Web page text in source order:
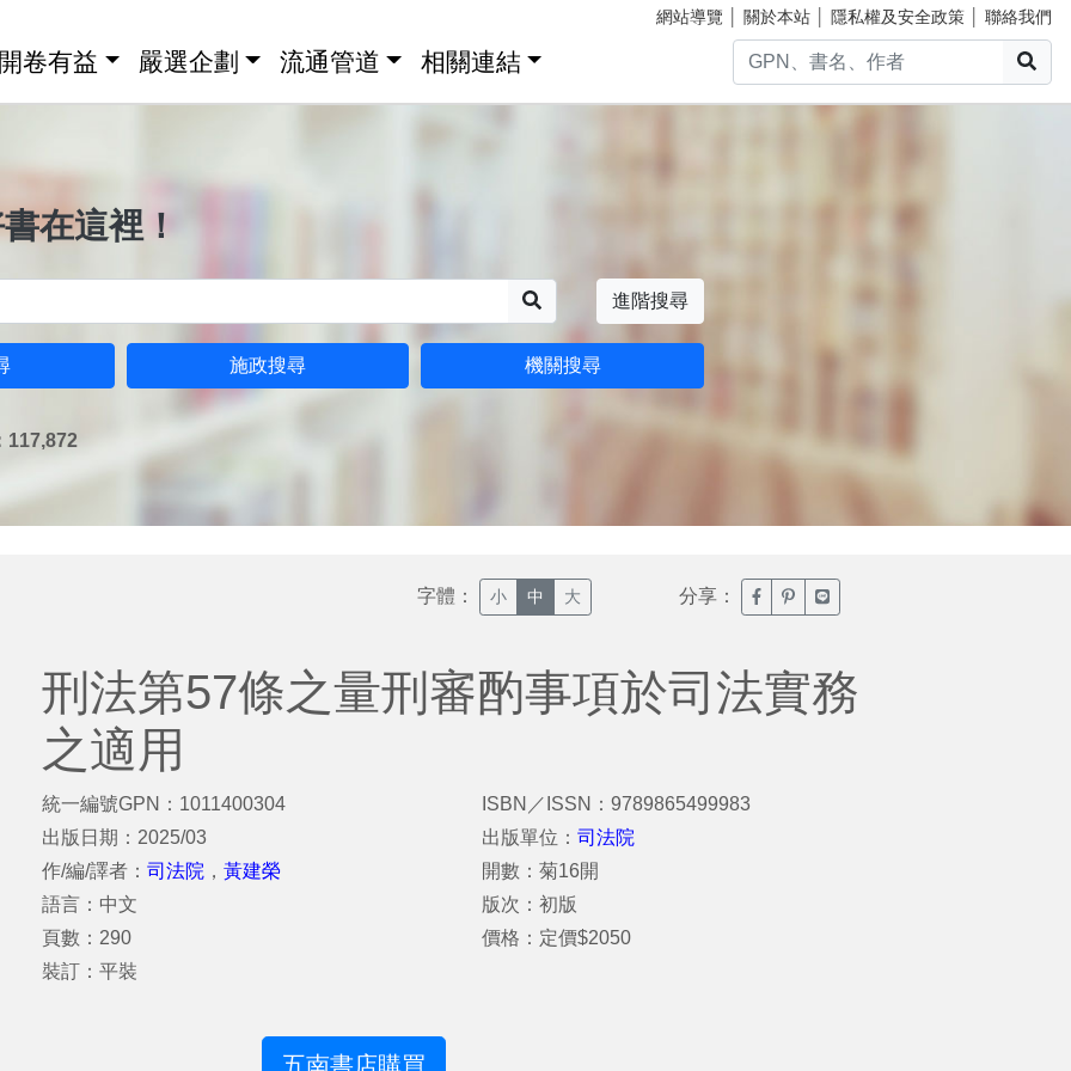
網站導覽 關於本站 隱私權及安全政策 聯絡我們
卷有益 嚴選企劃 流通管道 相關連結
在這裡！
進階搜尋
施政搜尋 機關搜尋
117,872
字體： 小 中 大 分享： 臉書分享(另開新視窗)
噗浪分享(另開新視窗)
Line分享(另開新視窗)
刑法第57條之量刑審酌事項於司法實務
之適用
統一編號GPN：1011400304
出版日期：2025/03
作/編/譯者： 司法院 ， 黃建榮
語言：中文
頁數：290
裝訂：平裝
ISBN／ISSN：9789865499983
出版單位：司法院
開數：菊16開
版次：初版
價格：定價$2050
五南書店購買